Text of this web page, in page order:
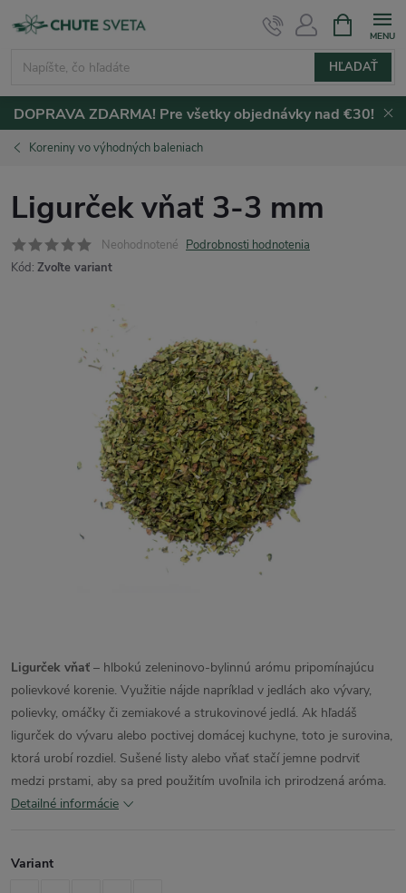
Prejsť
HĽADAŤ
KOŠÍK
DOPRAVA ZDARMA! Pre všetky objednávky nad €30!
Koreniny vo výhodných baleniach
Ligurček vňať 3-3 mm
Neohodnotené Podrobnosti hodnotenia
Kód: Zvoľte variant
Ligurček vňať – hlbokú zeleninovo-bylinnú arómu pripomínajúcu
polievkové korenie. Využitie nájde napríklad v jedlách ako vývary,
polievky, omáčky či zemiakové a strukovinové jedlá. Ak hľadáš
ligurček do vývaru alebo poctivej domácej kuchyne, toto je surovina,
ktorá urobí rozdiel. Sušené listy alebo vňať stačí jemne podrviť
medzi prstami, aby sa pred použitím uvoľnila ich prirodzená aróma.
Detailné informácie
Variant